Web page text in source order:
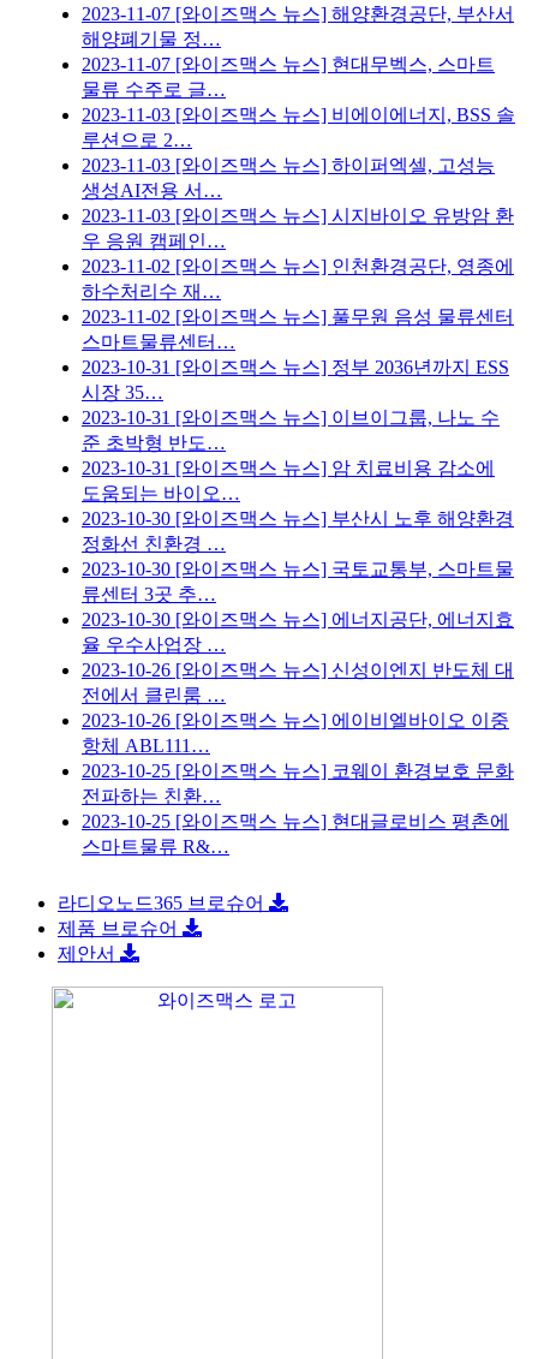
2023-11-07 [와이즈맥스 뉴스] 해양환경공단, 부산서
해양폐기물 정…
2023-11-07 [와이즈맥스 뉴스] 현대무벡스, 스마트
물류 수주로 글…
2023-11-03 [와이즈맥스 뉴스] 비에이에너지, BSS 솔
루션으로 2…
2023-11-03 [와이즈맥스 뉴스] 하이퍼엑셀, 고성능
생성AI전용 서…
2023-11-03 [와이즈맥스 뉴스] 시지바이오 유방암 환
우 응원 캠페인…
2023-11-02 [와이즈맥스 뉴스] 인천환경공단, 영종에
하수처리수 재…
2023-11-02 [와이즈맥스 뉴스] 풀무원 음성 물류센터
스마트물류센터…
2023-10-31 [와이즈맥스 뉴스] 정부 2036년까지 ESS
시장 35…
2023-10-31 [와이즈맥스 뉴스] 이브이그룹, 나노 수
준 초박형 반도…
2023-10-31 [와이즈맥스 뉴스] 암 치료비용 감소에
도움되는 바이오…
2023-10-30 [와이즈맥스 뉴스] 부산시 노후 해양환경
정화선 친환경 …
2023-10-30 [와이즈맥스 뉴스] 국토교통부, 스마트물
류센터 3곳 추…
2023-10-30 [와이즈맥스 뉴스] 에너지공단, 에너지효
율 우수사업장 …
2023-10-26 [와이즈맥스 뉴스] 신성이엔지 반도체 대
전에서 클린룸 …
2023-10-26 [와이즈맥스 뉴스] 에이비엘바이오 이중
항체 ABL111…
2023-10-25 [와이즈맥스 뉴스] 코웨이 환경보호 문화
전파하는 친환…
2023-10-25 [와이즈맥스 뉴스] 현대글로비스 평촌에
스마트물류 R&…
라디오노드365 브로슈어
제품 브로슈어
제안서